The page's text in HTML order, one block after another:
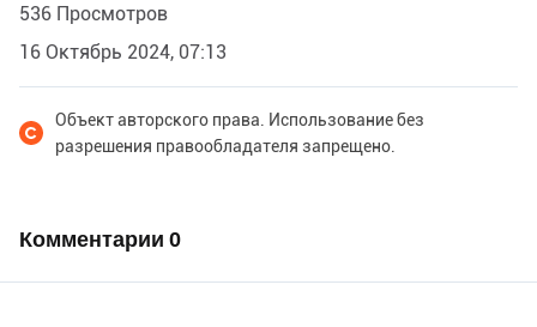
536 Просмотров
16 Октябрь 2024, 07:13
Объект авторского права. Использование без
разрешения правообладателя запрещено.
Комментарии 0